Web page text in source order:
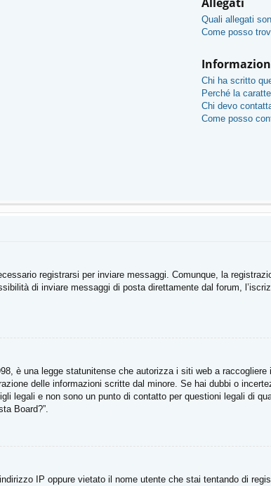
Quali allegati
Come posso
Chi ha scritto
Perché la
Chi devo
Come posso
registrarsi per inviare messaggi. Comunque, la
di inviare messaggi di posta direttamente dal forum,
è una legge statunitense che autorizza i siti web a
delle informazioni scritte dal minore. Se hai dubbi o
legali e non sono un punto di contatto per questioni legali di
Board?”.
IP oppure vietato il nome utente che stai tentando di